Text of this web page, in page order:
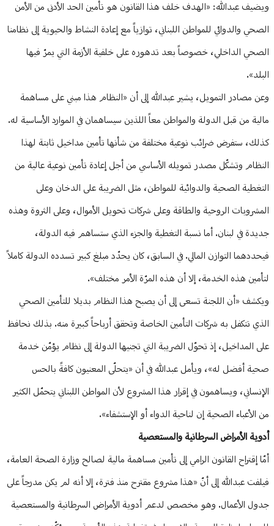
ويضيف عبدالله: «الهدف خلف هذا القانون هو تأمين الحد الأدنى من الأمن
الصحي والدوائي للمواطن اللبناني، توازياً مع إعادة النشاط والحيوية إلى نظامنا
الصحي الداخلي، خصوصاً بعد تدهوره على خلفية الأزمة التي يمرّ فيها
البلد».
وعن مصادر التمويل، يشير عبدالله إلى أن «النظام هذا مبني على مساهمة
مالية من قبل الدولة والمواطن معاً اللذين سيساهمان في الموارد الأساسية له.
كذلك، ستفرض ضرائب نوعية مختلفة من شأنها تأمين مداخيل ثابتة لهذا
النظام وتشكّل مصدر تمويله الأساسي من أجل إعادة تأمين نوعية عالية من
التغطية الصحية والدوائية للمواطن، مثل الضريبة على الدخان وعلى
المشروبات الروحية والطاقة وعلى شركات تحويل الأموال، وعلى الثروة وهذه
جديدة في لبنان. أما نسبة التغطية والجزء الذي ستساهم فيه الدولة،
فيحددهما التوازن المالي. في السابق، كان يحدّد مبلغ كبير تسدده الدولة كاملاً
لتأمين هذه الخدمة، إلا أن هذه المرّة الأمر مختلف».
ويكشف «أن اللجنة تسعى إلى أن يصبح هذا النظام بديلا للتأمين الصحي
الذي تتكفل به شركات التأمين الخاصة وتحقق أرباحاً كبيرة منه. بذلك نحافظ
على المداخيل، إذ تحوّل الضريبة التي تجنيها الدولة إلى نظام يؤمّن خدمة
صحية أفضل له»، ويأمل عبدالله في أن «يتحلّى المعنيون كافةً بالحس
الإنساني، ويساهمون في إقرار هذا المشروع لأن المواطن اللبناني يتحمّل الكثير
من الأعباء الصحية إن لناحية الدواء أو الإستشفاء».
أدوية الأمراض السرطانية والمستعصية
أمّا إقتراح القانون الرامي إلى تأمين مساهمة مالية لصالح وزارة الصحة العامة،
فيلفت عبدالله إلى أنّ «هذا مشروع مقترح منذ فترة، إلا أنه لم يكن مدرجاً على
جدول الأعمال. وهو مخصص لدعم أدوية الأمراض السرطانية والمستعصية